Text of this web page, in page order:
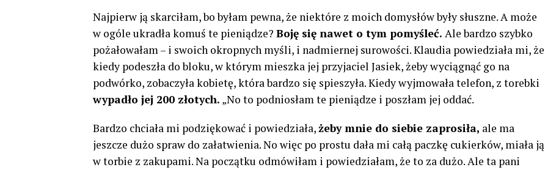
Najpierw ją skarciłam, bo byłam pewna, że niektóre z moich domysłów były słuszne. A może
w ogóle ukradła komuś te pieniądze? Boję się nawet o tym pomyśleć. Ale bardzo szybko
pożałowałam – i swoich okropnych myśli, i nadmiernej surowości. Klaudia powiedziała mi, że
kiedy podeszła do bloku, w którym mieszka jej przyjaciel Jasiek, żeby wyciągnąć go na
podwórko, zobaczyła kobietę, która bardzo się spieszyła. Kiedy wyjmowała telefon, z torebki
wypadło jej 200 złotych. „No to podniosłam te pieniądze i poszłam jej oddać.
Bardzo chciała mi podziękować i powiedziała,żeby mnie do siebie ​​zaprosiła, ale ma
jeszcze dużo spraw do załatwienia. No więc po prostu dała mi całą paczkę cukierków, miała ją
w torbie z zakupami. Na początku odmówiłam i powiedziałam, że to za dużo. Ale ta pani